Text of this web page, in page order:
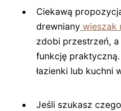
Ciekawą
drewniany wieszak
zdobi przestrzeń, a
funkcję
łazienki lub kuchni
Jeśli szukasz